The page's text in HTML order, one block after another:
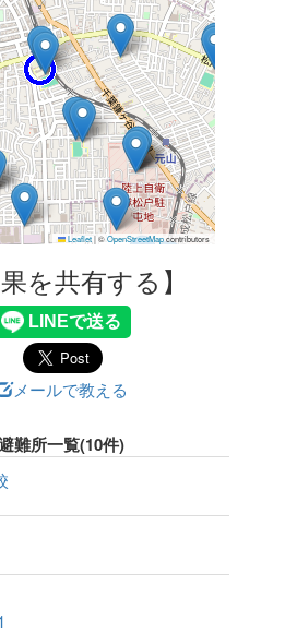
Leaflet|©OpenStreetMapcontributors
を共有する】
メールで教える
難所一覧(10件)